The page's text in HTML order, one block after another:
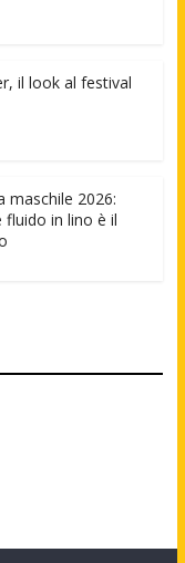
il look al festival
maschile 2026:
fluido in lino è il